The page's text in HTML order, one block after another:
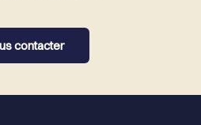
contacter